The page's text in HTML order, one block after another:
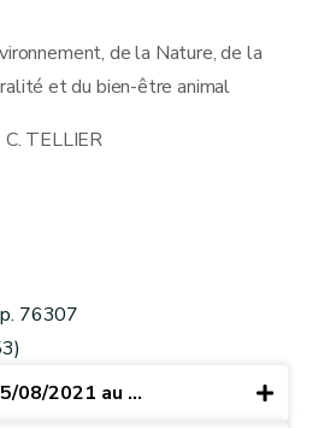
de la Nature, de la
et du bien-être animal
C. TELLIER
76307
08/2021 au ...